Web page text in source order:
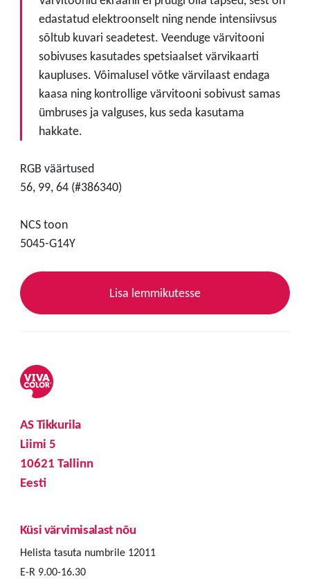
edastatud elektroonselt ning nende intensiivsus
sõltub kuvari seadetest. Veenduge värvitooni
sobivuses kasutades spetsiaalset värvikaarti
kaupluses. Võimalusel võtke värvilaast endaga
kaasa ning kontrollige värvitooni sobivust samas
ümbruses ja valguses, kus seda kasutama
hakkate.
RGB väärtused
56, 99, 64 (#386340)
NCS toon
5045-G14Y
Lisa lemmikutesse
AS Tikkurila
Liimi 5
10621 Tallinn
Eesti
Küsi värvimisalast nõu
Helista tasuta numbrile 12011
E-R 9.00-16.30